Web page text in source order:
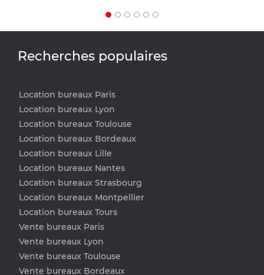
Recherches populaires
Location bureaux Paris
Location bureaux Lyon
Location bureaux Toulouse
Location bureaux Bordeaux
Location bureaux Lille
Location bureaux Nantes
Location bureaux Strasbourg
Location bureaux Montpellier
Location bureaux Tours
Vente bureaux Paris
Vente bureaux Lyon
Vente bureaux Toulouse
Vente bureaux Bordeaux